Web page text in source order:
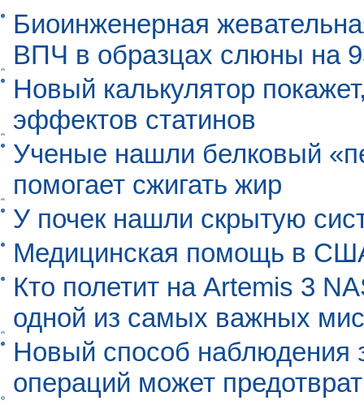
Биоинженерная
ВПЧ в образцах слюны на
Новый калькулятор
эффектов статинов
Ученые нашли белковый
помогает сжигать жир
У почек нашли скрытую
Медицинская помощь в
Кто полетит на Artemis 3
одной из самых важных
Новый способ наблюдения
операций может